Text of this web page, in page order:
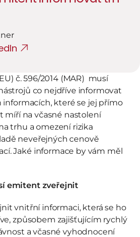
č. 596/2014 (MAR)  musí
co nejdříve informovat
které se jej přímo
míří na včasné nastolení
trhu a omezení rizika
neveřejných cenově
Jaké informace by vám měl
emitent zveřejnit
vnitřní informaci, která se ho
způsobem zajišťujícím rychlý
a včasné vyhodnocení